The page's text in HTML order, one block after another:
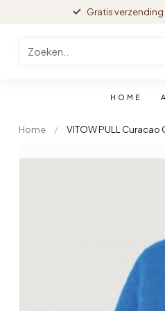
Gratis verzending
HOME
Home / VITOW PULL Curacao